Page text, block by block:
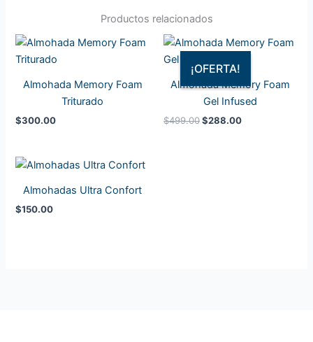
Productos relacionados
Almohada Memory Foam
Triturado
$300.00
¡OFERTA!
¡OFERTA!
Almohada Memory Foam
Gel Infused
$499.00
El
precio
original
era:
$499.00.
$288.00
El
precio
$288.00.
Almohadas Ultra Confort
$150.00